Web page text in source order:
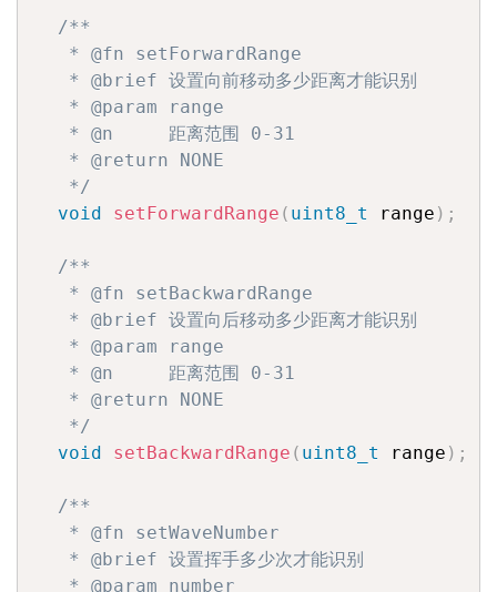
/**
   * @fn setForwardRange
   * @brief 设置向前移动多少距离才能识别
   * @param range
   * @n     距离范围 0-31
   * @return NONE
   */
void
setForwardRange ( uint8_t range ) ;
/**
   * @fn setBackwardRange
   * @brief 设置向后移动多少距离才能识别
   * @param range
   * @n     距离范围 0-31
   * @return NONE
   */
void
setBackwardRange ( uint8_t range ) ;
/**
   * @fn setWaveNumber
   * @brief 设置挥手多少次才能识别
   * @param number